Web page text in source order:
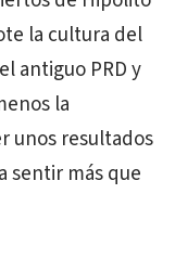
la cultura del
antiguo PRD y
la
unos resultados
sentir más que